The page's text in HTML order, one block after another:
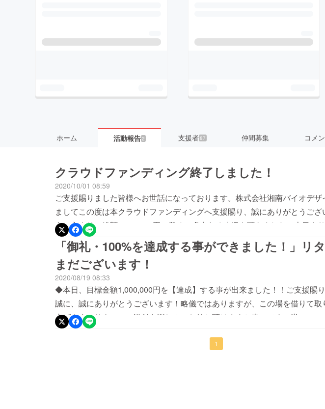
ホーム 活動報告2 支援者87 仲間募集 コメ
クラウドファンディング終了しました！
2020/10/01 08:59
ご支援賜りました皆様へお世話になっております。株式会社湘南バイオデザ
ましてこの度は本クラウドファンディングへ支援賜り、誠にありがとうご
名の方より、総額1,610,460円に登る、多大なる支援を頂きました！本日よ
きましたリターンの準備・発送を順次行って参ります。リターン到着を楽し
ますと幸いです。引き続き、人が笑顔で暮らせる社会を作ります。という理
継続して参ります。略儀ながら、この場をお借りして皆様へ御礼申し上げま
しくお願いします。株式会社湘南バイオデザイン
「御礼・100%を達成する事ができました！」リ
まだございます！
2020/08/19 08:33
◆本日、目標金額1,000,000円を【達成】する事が出来ました！！ご支援賜り
誠に、誠にありがとうございます！略儀ではありますが、この場を借りて取
上げます。リターンの送付を楽しみにお待ち頂けますと幸いです。尚、
腸内細菌に関する情報発信を行なっております。是非「フォロー」「いいね
す！◆目標金額には到達しておりますが、リターンはまだございます！是非
1